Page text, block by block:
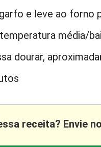
e leve ao forno
média/
dourar,
receita? Envie